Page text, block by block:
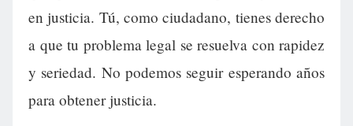
en justicia. Tú, como ciudadano, tienes derecho
a que tu problema legal se resuelva con rapidez
y seriedad. No podemos seguir esperando años
para obtener justicia.